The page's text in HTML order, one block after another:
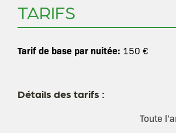
TARIFS
Tarif de base par nuitée: 150 €
Détails des tarifs :
Toute